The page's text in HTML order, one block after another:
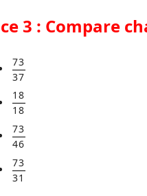
3 : Compare
73
37
18
18
73
46
73
31